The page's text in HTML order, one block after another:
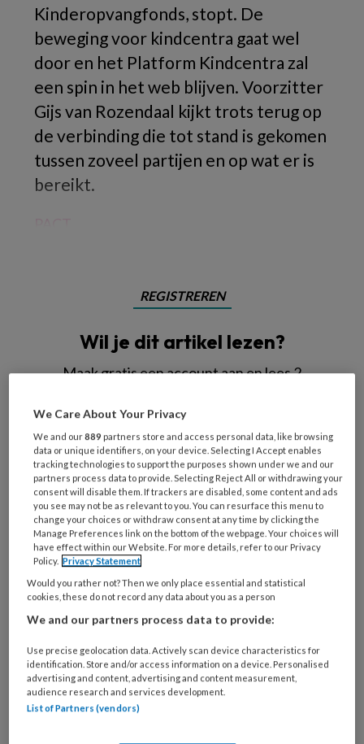
Kinderopvangfonds, stopt. De
beweging voor kindcentra gaat wel
door en het Platform Kindcentra zal
een spin in het web blijven. Voorzitter
Gijs van Rozendaal kijkt trots terug op
de verbinding die tot stand is gekomen
tussen zoveel partijen en op wat er is
bereikt.
REGISTREREN
Wil je dit artikel lezen?
Maak gratis een account aan en lees 2
Al een account of abonnement?Log dan in
Wat
is
je
e-
mailadres?
*
Kies
je
wachtwoord* *
Kies
functie *
Bij
welke
organisatie
We Care About Your Privacy
We and our889 partners store and access personal data, like browsing
data or unique identifiers, on your device. Selecting I Accept enables
tracking technologies to support the purposes shown under we and our
partners process data to provide. Selecting Reject All or withdrawing your
consent will disable them. If trackers are disabled, some content and ads
you see may not be as relevant to you. You can resurface this menu to
change your choices or withdraw consent at any time by clicking the
Manage Preferences link on the bottom of the webpage. Your choices will
have effect within our Website. For more details, refer to our Privacy
Policy. Privacy Statement
Would you rather not? Then we only place essential and statistical
cookies, these do not record any data about you as a person
We and our partners process data to provide:
Use precise geolocation data. Actively scan device characteristics for
identification. Store and/or access information on a device. Personalised
advertising and content, advertising and content measurement,
audience research and services development.
List of Partners (vendors)